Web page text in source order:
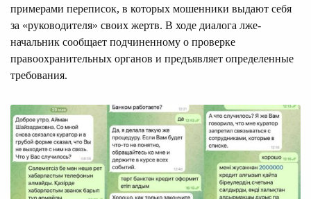
примерами переписок, в которых мошенники выдают себя
за «руководителя» своих жертв. В ходе диалога лже-
начальник сообщает подчиненному о проверке
правоохранительных органов и предъявляет определенные
требования.